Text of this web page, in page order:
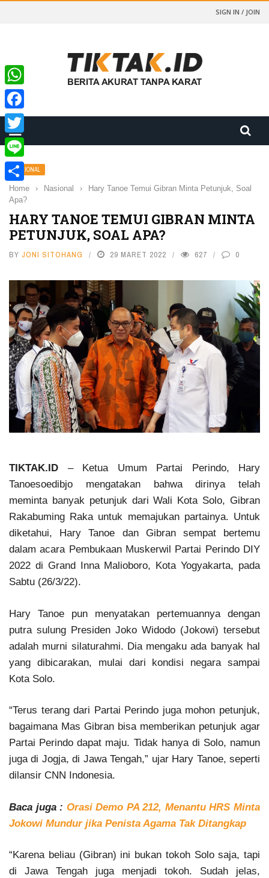
SIGN IN / JOIN
NASIONAL
Home › Nasional ›
Hary Tanoe Temui Gibran Minta Petunjuk, Soal
Apa?
HARY TANOE TEMUI GIBRAN MINTA
PETUNJUK, SOAL APA?
BY JONI SITOHANG 29 MARET 2022 627 0
TIKTAK.ID – Ketua Umum Partai Perindo, Hary
Tanoesoedibjo mengatakan bahwa dirinya telah
meminta banyak petunjuk dari Wali Kota Solo, Gibran
Rakabuming Raka untuk memajukan partainya. Untuk
diketahui, Hary Tanoe dan Gibran sempat bertemu
dalam acara Pembukaan Muskerwil Partai Perindo DIY
2022 di Grand Inna Malioboro, Kota Yogyakarta, pada
Sabtu (26/3/22).
Hary Tanoe pun menyatakan pertemuannya dengan
putra sulung Presiden Joko Widodo (Jokowi) tersebut
adalah murni silaturahmi. Dia mengaku ada banyak hal
yang dibicarakan, mulai dari kondisi negara sampai
Kota Solo.
“Terus terang dari Partai Perindo juga mohon petunjuk,
bagaimana Mas Gibran bisa memberikan petunjuk agar
Partai Perindo dapat maju. Tidak hanya di Solo, namun
juga di Jogja, di Jawa Tengah,” ujar Hary Tanoe, seperti
dilansir CNN Indonesia.
Baca juga : Orasi Demo PA 212, Menantu HRS Minta
Jokowi Mundur jika Penista Agama Tak Ditangkap
“Karena beliau (Gibran) ini bukan tokoh Solo saja, tapi
di Jawa Tengah juga menjadi tokoh. Sudah jelas,
WhatsApp
Facebook
Twitter
Line
Share